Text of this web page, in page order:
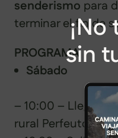
senderismo para
terminar el fin de
PROGRAMA
Sábado
– 10:00 – Llegada
rural Perfeuto
¡No
sin